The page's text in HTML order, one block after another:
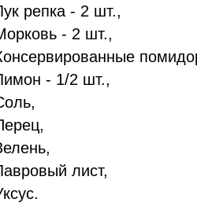
репка - 2 шт.,
- 2 шт.,
- 1/2 шт.,
лист,